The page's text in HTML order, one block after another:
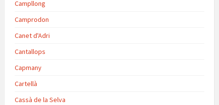
Campllong
Camprodon
Canet d'Adri
Cantallops
Capmany
Cartellà
Cassà de la Selva